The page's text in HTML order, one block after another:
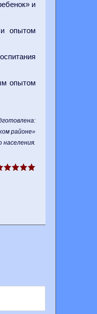
и
опытом
опытом
районе»
населения.